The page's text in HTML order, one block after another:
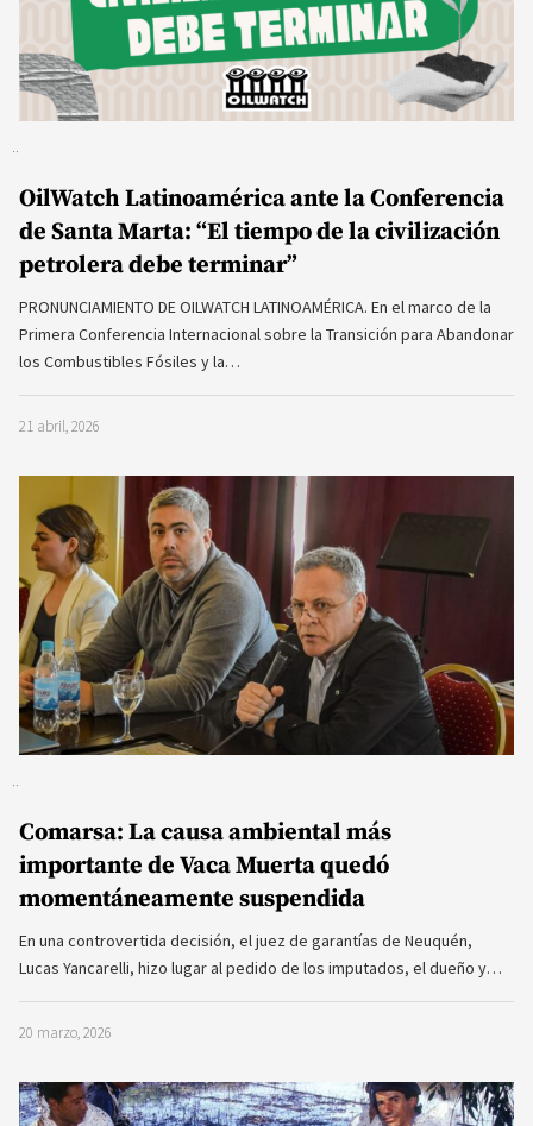
OilWatch Latinoamérica ante la Conferencia
de Santa Marta: “El tiempo de la civilización
petrolera debe terminar”
PRONUNCIAMIENTO DE OILWATCH LATINOAMÉRICA. En el marco de la
Primera Conferencia Internacional sobre la Transición para Abandonar
los Combustibles Fósiles y la…
21 abril, 2026
Comarsa: La causa ambiental más
importante de Vaca Muerta quedó
momentáneamente suspendida
En una controvertida decisión, el juez de garantías de Neuquén,
Lucas Yancarelli, hizo lugar al pedido de los imputados, el dueño y…
20 marzo, 2026